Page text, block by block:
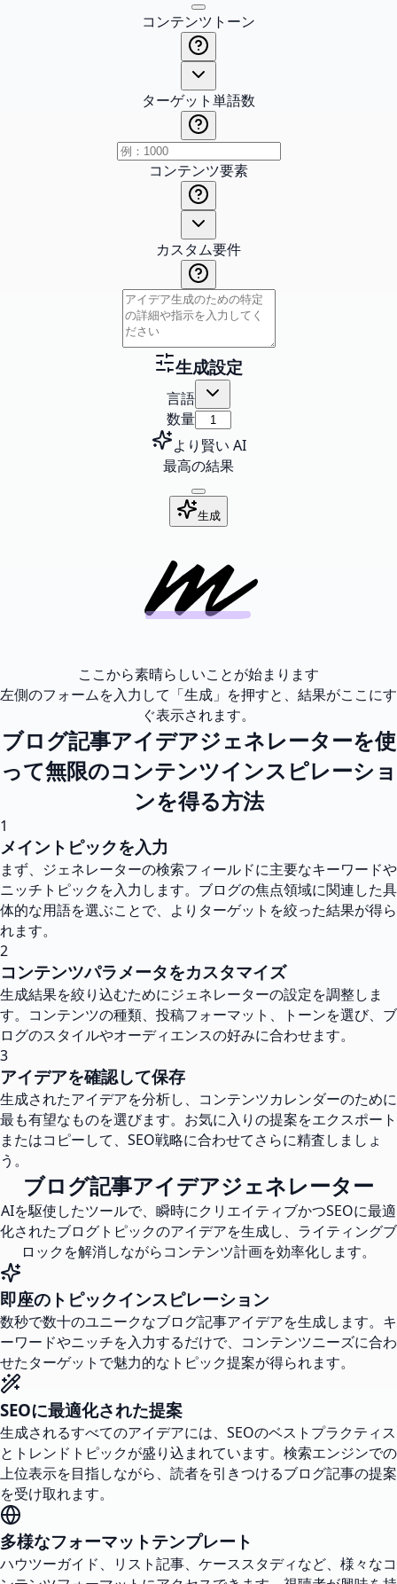
コンテンツトーン
ターゲット単語数
コンテンツ要素
カスタム要件
生成設定
言語
数量
より賢い AI
最高の結果
生成
ここから素晴らしいことが始まります
左側のフォームを入力して「生成」を押すと、結果がここにす
ぐ表示されます。
ブログ記事アイデアジェネレーターを使
って無限のコンテンツインスピレーショ
ンを得る方法
1
メイントピックを入力
まず、ジェネレーターの検索フィールドに主要なキーワードや
ニッチトピックを入力します。ブログの焦点領域に関連した具
体的な用語を選ぶことで、よりターゲットを絞った結果が得ら
れます。
2
コンテンツパラメータをカスタマイズ
生成結果を絞り込むためにジェネレーターの設定を調整しま
す。コンテンツの種類、投稿フォーマット、トーンを選び、ブ
ログのスタイルやオーディエンスの好みに合わせます。
3
アイデアを確認して保存
生成されたアイデアを分析し、コンテンツカレンダーのために
最も有望なものを選びます。お気に入りの提案をエクスポート
またはコピーして、SEO戦略に合わせてさらに精査しましょ
う。
ブログ記事アイデアジェネレーター
AIを駆使したツールで、瞬時にクリエイティブかつSEOに最適
化されたブログトピックのアイデアを生成し、ライティングブ
ロックを解消しながらコンテンツ計画を効率化します。
即座のトピックインスピレーション
数秒で数十のユニークなブログ記事アイデアを生成します。キ
ーワードやニッチを入力するだけで、コンテンツニーズに合わ
せたターゲットで魅力的なトピック提案が得られます。
SEOに最適化された提案
生成されるすべてのアイデアには、SEOのベストプラクティス
とトレンドトピックが盛り込まれています。検索エンジンでの
上位表示を目指しながら、読者を引きつけるブログ記事の提案
を受け取れます。
多様なフォーマットテンプレート
ハウツーガイド、リスト記事、ケーススタディなど、様々なコ